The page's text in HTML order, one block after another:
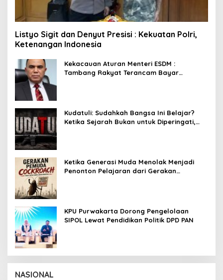
Listyo Sigit dan Denyut Presisi : Kekuatan Polri,
Ketenangan Indonesia
Kekacauan Aturan Menteri ESDM :
Tambang Rakyat Terancam Bayar
Kudatuli: Sudahkah Bangsa Ini Belajar?
Ketika Sejarah Bukan untuk Diperingati,
Ketika Generasi Muda Menolak Menjadi
Penonton Pelajaran dari Gerakan
KPU Purwakarta Dorong Pengelolaan
SIPOL Lewat Pendidikan Politik DPD PAN
NASIONAL